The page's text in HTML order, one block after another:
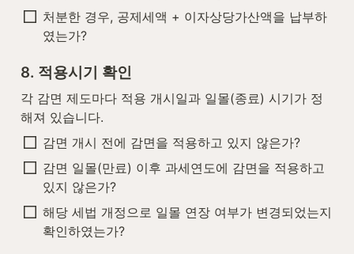
처분한 경우, 공제세액 + 이자상당가산액을 납부하
였는가?
8. 적용시기 확인
각 감면 제도마다 적용 개시일과 일몰(종료) 시기가 정
해져 있습니다.
감면 개시 전에 감면을 적용하고 있지 않은가?
감면 일몰(만료) 이후 과세연도에 감면을 적용하고
있지 않은가?
해당 세법 개정으로 일몰 연장 여부가 변경되었는지
확인하였는가?